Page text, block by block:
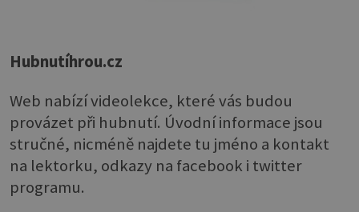
Hubnutíhrou.cz
Web nabízí videolekce, které vás budou
provázet při hubnutí. Úvodní informace jsou
stručné, nicméně najdete tu jméno a kontakt
na lektorku, odkazy na facebook i twitter
programu.